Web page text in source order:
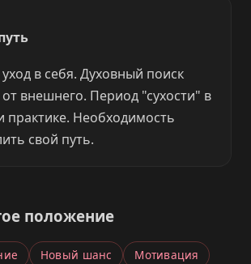
в себя. Духовный поиск
от внешнего. Период "сухости" в
практике. Необходимость
свой путь.
положение
Новый шанс
Мотивация